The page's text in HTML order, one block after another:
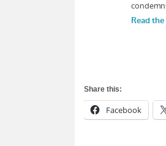
Share this:
Facebook